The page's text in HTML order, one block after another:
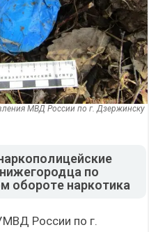
МВД России по г. Дзержинску
по
обороте наркотика
России по г.